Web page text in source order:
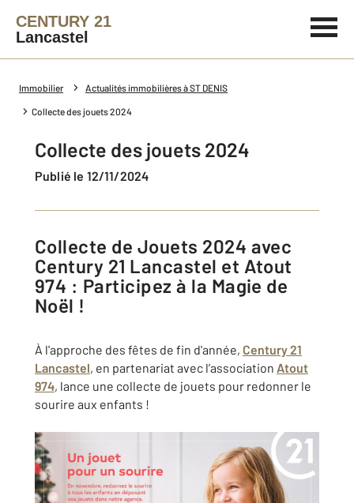
CENTURY 21
Lancastel
Immobilier Actualités immobilières à ST DENIS
Collecte des jouets 2024
Collecte des jouets 2024
Publié le 12/11/2024
Collecte de Jouets 2024 avec
Century 21 Lancastel et Atout
974 : Participez à la Magie de
Noël !
À l'approche des fêtes de fin d'année, Century 21
Lancastel, en partenariat avec l’association Atout
974, lance une collecte de jouets pour redonner le
sourire aux enfants !